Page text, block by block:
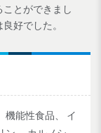
とができまし
好でした。
能性食品、 イ